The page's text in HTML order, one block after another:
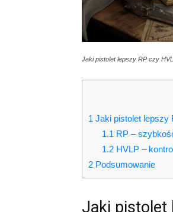
Jaki pistolet lepszy RP czy
1 Jaki pistolet lepszy
1.1 RP –
1.2HVLP –
2 Podsumowanie
Jaki pistolet